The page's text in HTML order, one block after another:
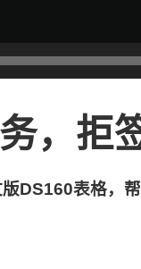
，拒
DS160表格，